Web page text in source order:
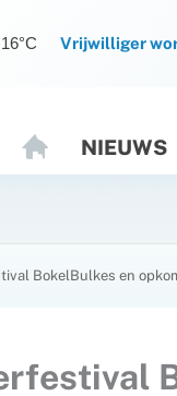
Vrijwilliger
O
M
NIEUWS
BokelBulkes en